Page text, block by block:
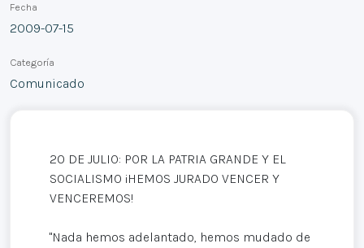
Fecha
2009-07-15
Categoría
Comunicado
20 DE JULIO: POR LA PATRIA GRANDE Y EL
SOCIALISMO ¡HEMOS JURADO VENCER Y
VENCEREMOS!
"Nada hemos adelantado, hemos mudado de